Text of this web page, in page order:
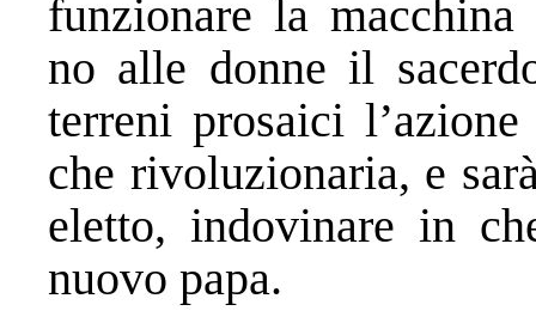
funzionare la
no alle donne il
terreni prosaici
che rivoluzionaria, e
eletto, indovinare in
nuovo papa.